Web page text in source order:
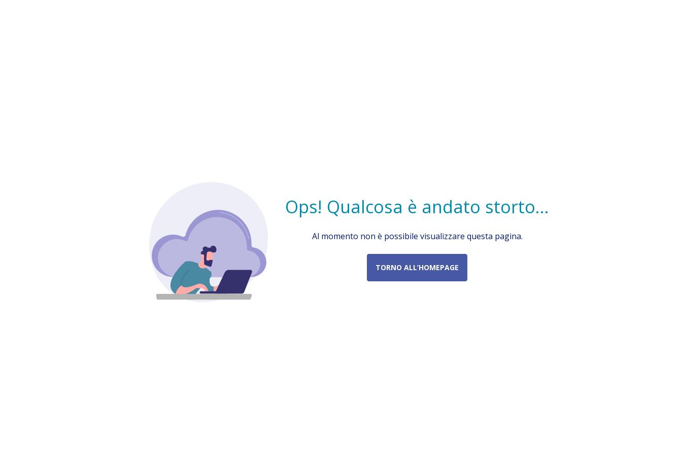
Ops! Qualcosa è andato storto...
Al momento non è possibile visualizzare questa pagina.
TORNO ALL’HOMEPAGE